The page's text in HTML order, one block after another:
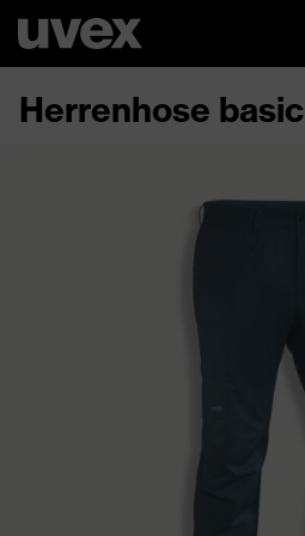
Herrenhose basic